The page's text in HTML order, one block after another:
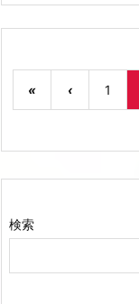
« ‹ 1
検索